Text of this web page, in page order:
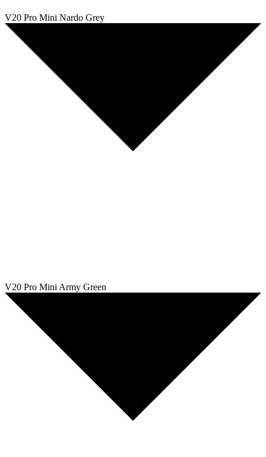
V20 Pro Mini Nardo Grey
V20 Pro Mini Army Green